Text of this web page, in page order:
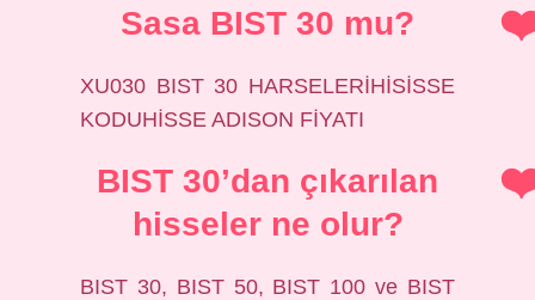
Sasa BIST 30 mu?
XU030 BIST 30 HARSELERİHİSİSSE
KODUHİSSE ADISON FİYATI
BIST 30’dan çıkarılan
hisseler ne olur?
BIST 30, BIST 50, BIST 100 ve BIST